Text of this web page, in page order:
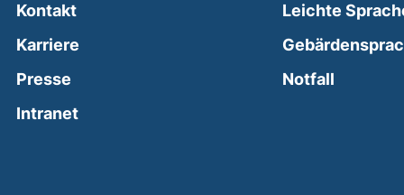
Kontakt
Karriere
Presse
Intranet(external link, opens in a new window)
Leichte
Notfall